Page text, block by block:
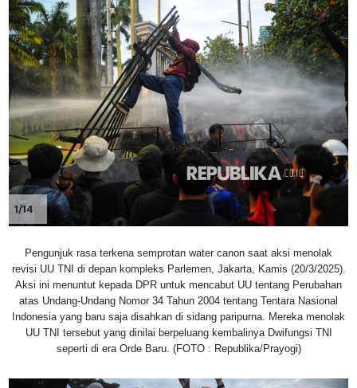
1/14
Pengunjuk rasa terkena semprotan water canon saat aksi menolak
revisi UU TNI di depan kompleks Parlemen, Jakarta, Kamis (20/3/2025).
Aksi ini menuntut kepada DPR untuk mencabut UU tentang Perubahan
atas Undang-Undang Nomor 34 Tahun 2004 tentang Tentara Nasional
Indonesia yang baru saja disahkan di sidang paripurna. Mereka menolak
UU TNI tersebut yang dinilai berpeluang kembalinya Dwifungsi TNI
seperti di era Orde Baru. (FOTO : Republika/Prayogi)